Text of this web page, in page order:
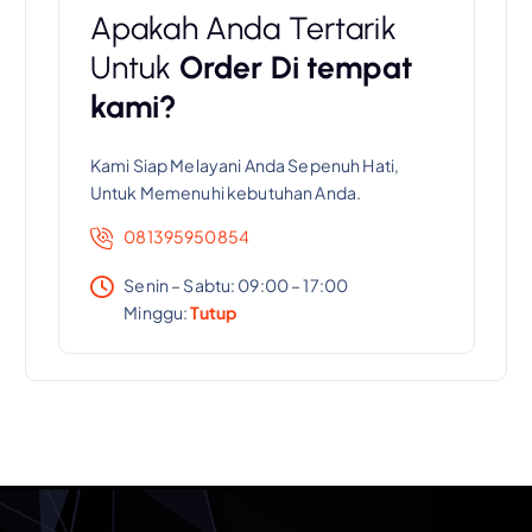
Apakah Anda Tertarik
Untuk Order Di tempat
kami?
Kami Siap Melayani Anda Sepenuh Hati,
Untuk Memenuhi kebutuhan Anda.
081395950854
Senin – Sabtu: 09:00 – 17:00
Minggu:Tutup